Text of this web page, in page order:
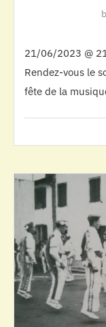
21/06/2023 @
Rendez-vous le
fête de la